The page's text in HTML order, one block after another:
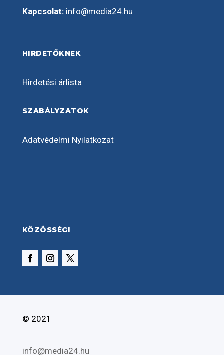
Kapcsolat: info@media24.hu
HIRDETŐKNEK
Hirdetési árlista
SZABÁLYZATOK
Adatvédelmi Nyilatkozat
KÖZÖSSÉGI
© 2021
info@media24.hu